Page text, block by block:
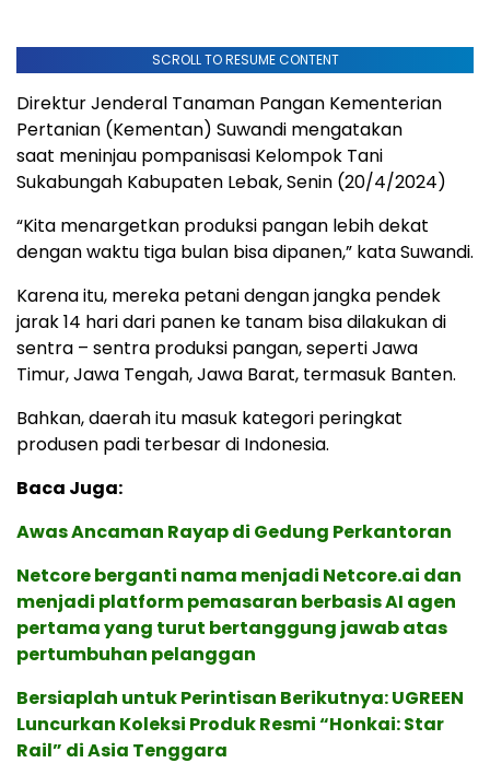
SCROLL TO RESUME CONTENT
Direktur Jenderal Tanaman Pangan Kementerian
Pertanian (Kementan) Suwandi mengatakan
saat meninjau pompanisasi Kelompok Tani
Sukabungah Kabupaten Lebak, Senin (20/4/2024)
“Kita menargetkan produksi pangan lebih dekat
dengan waktu tiga bulan bisa dipanen,” kata Suwandi.
Karena itu, mereka petani dengan jangka pendek
jarak 14 hari dari panen ke tanam bisa dilakukan di
sentra – sentra produksi pangan, seperti Jawa
Timur, Jawa Tengah, Jawa Barat, termasuk Banten.
Bahkan, daerah itu masuk kategori peringkat
produsen padi terbesar di Indonesia.
Baca Juga:
Awas Ancaman Rayap di Gedung Perkantoran
Netcore berganti nama menjadi Netcore.ai dan
menjadi platform pemasaran berbasis AI agen
pertama yang turut bertanggung jawab atas
pertumbuhan pelanggan
Bersiaplah untuk Perintisan Berikutnya: UGREEN
Luncurkan Koleksi Produk Resmi “Honkai: Star
Rail” di Asia Tenggara